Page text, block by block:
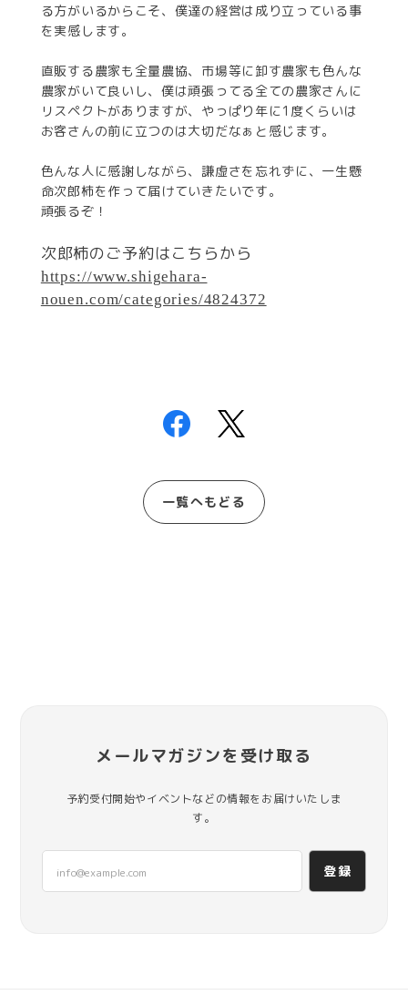
る方がいるからこそ、僕達の経営は成り立っている事
を実感します。
直販する農家も全量農協、市場等に卸す農家も色んな
農家がいて良いし、僕は頑張ってる全ての農家さんに
リスペクトがありますが、やっぱり年に1度くらいは
お客さんの前に立つのは大切だなぁと感じます。
色んな人に感謝しながら、謙虚さを忘れずに、一生懸
命次郎柿を作って届けていきたいです。
頑張るぞ！
次郎柿のご予約はこちらから
https://www.shigehara-
nouen.com/categories/4824372
一覧へもどる
メールマガジンを受け取る
予約受付開始やイベントなどの情報をお届けいたしま
す。
登録